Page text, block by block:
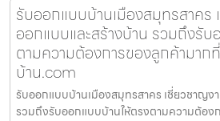
รับออกแบบบ้านเมืองสมุทรสาคร
ออกแบบและสร้างบ้าน รวมถึงรั
ตามความต้องการของลูกค้ามาก
บ้าน.com
รับออกแบบบ้านเมืองสมุทรสาคร เชี่ยวชาญง
รวมถึงรับออกแบบบ้านให้ตรงตามความต้อง